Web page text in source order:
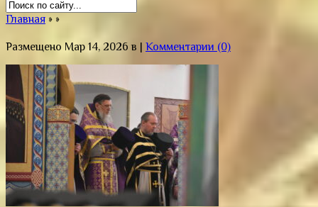
Главная » »
Размещено Мар 14, 2026 в | Комментарии (0)